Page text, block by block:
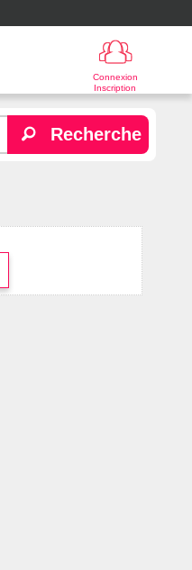
Connexion
Inscription
Recherche